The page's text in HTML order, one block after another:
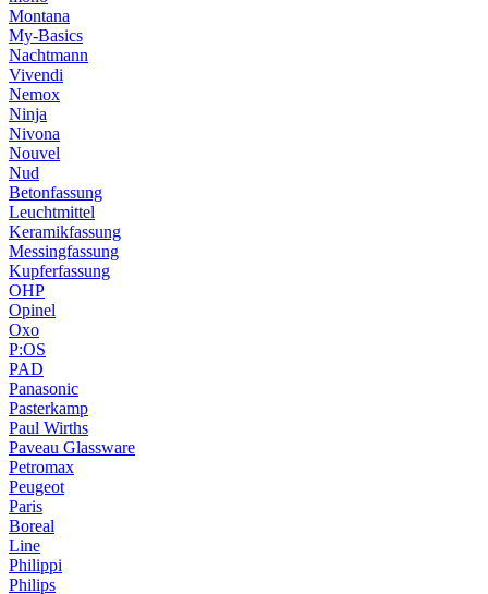
Montana
My-Basics
Nachtmann
Vivendi
Nemox
Ninja
Nivona
Nouvel
Nud
Betonfassung
Leuchtmittel
Keramikfassung
Messingfassung
Kupferfassung
OHP
Opinel
Oxo
P:OS
PAD
Panasonic
Pasterkamp
Paul Wirths
Paveau Glassware
Petromax
Peugeot
Paris
Boreal
Line
Philippi
Philips